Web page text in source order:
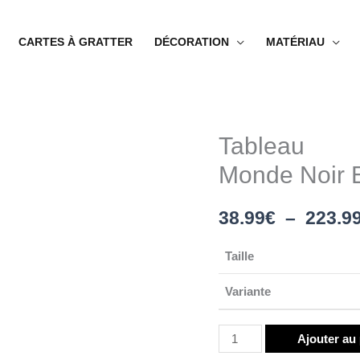
CARTES À GRATTER DÉCORATION MATÉRIAU
Tableau
Monde Noir
38.99€ –
Taille
Variante
quantité
de
Tableau
Noir
Et
Or
Ajouter au